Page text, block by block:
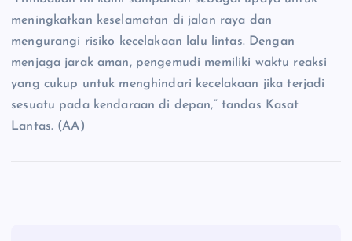
meningkatkan keselamatan di jalan raya dan
mengurangi risiko kecelakaan lalu lintas. Dengan
menjaga jarak aman, pengemudi memiliki waktu reaksi
yang cukup untuk menghindari kecelakaan jika terjadi
sesuatu pada kendaraan di depan,” tandas Kasat
Lantas. (AA)